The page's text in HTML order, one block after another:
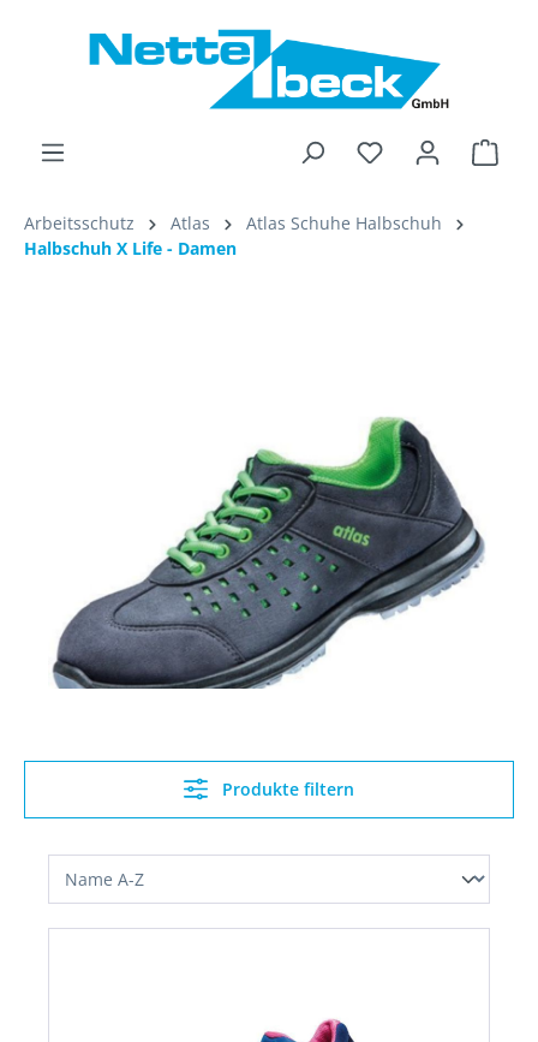
Arbeitsschutz Atlas
Atlas Schuhe Halbschuh
Halbschuh X Life - Damen
Produkte filtern